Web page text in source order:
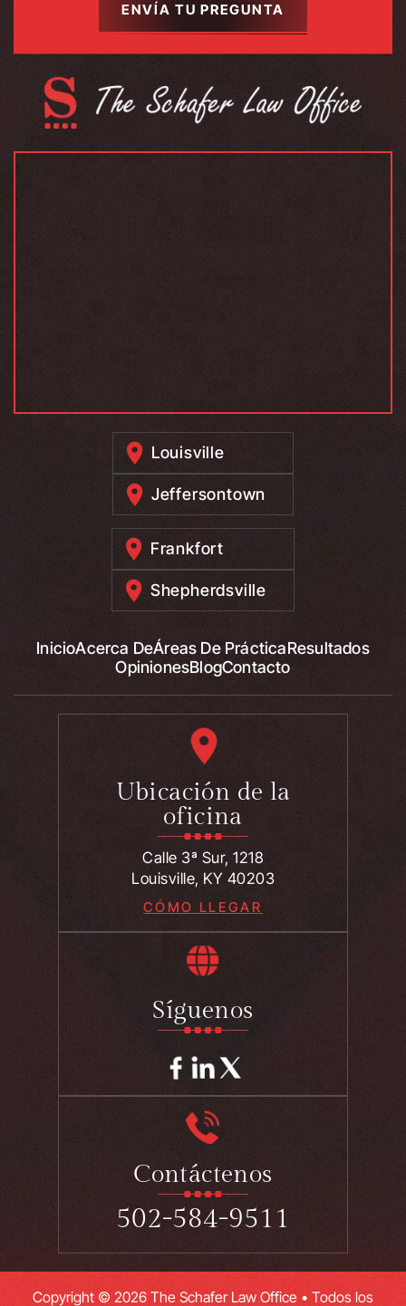
Louisville
Jeffersontown
Frankfort
Shepherdsville
InicioAcerca DeÁreas De PrácticaResultados
OpinionesBlogContacto
Ubicación de la
oficina
Calle 3ª Sur, 1218
Louisville, KY 40203
CÓMO LLEGAR
Síguenos
Contáctenos
502-584-9511
Copyright © 2026 The Schafer Law Office • Todos los